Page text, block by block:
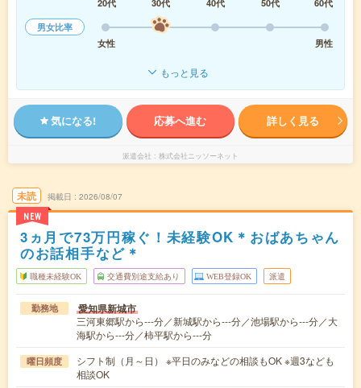
20代
30代 40代 50代
60代
男女比率
女性
男性
もっと見る
気になる! 応募へ進む 詳しく見る
派遣会社 株式会社ニッソーネット
未読
NEW
掲載日 2026/08/07
3ヵ月で73万円稼ぐ！未経験OK＊おばあちゃん
のお話相手など＊
職種未経験OK 交通費別途支給あり WEB登録OK 派遣
勤務地 愛知県新城市
三河東郷駅から---分／新城駅から---分／池場駅から---分／大
海駅から---分／柿平駅から---分
曜日頻度
シフト制（月～日） ※平日のみなどの相談もOK ※週3なども
相談OK